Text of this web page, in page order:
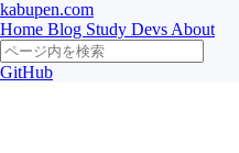
kabupen.com
Home Blog Study Devs About
GitHub